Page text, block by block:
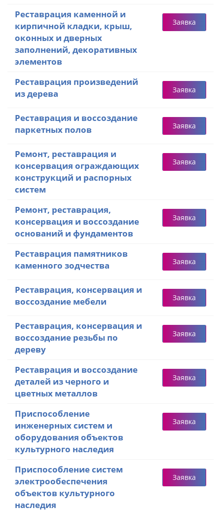
Реставрация каменной и
кирпичной кладки, крыш,
оконных и дверных
заполнений, декоративных
элементов
Заявка
Реставрация произведений
из дерева
Заявка
Реставрация и воссоздание
паркетных полов
Заявка
Ремонт, реставрация и
консервация ограждающих
конструкций и распорных
систем
Заявка
Ремонт, реставрация,
консервация и воссоздание
оснований и фундаментов
Заявка
Реставрация памятников
каменного зодчества
Заявка
Реставрация, консервация и
воссоздание мебели
Заявка
Реставрация, консервация и
воссоздание резьбы по
дереву
Заявка
Реставрация и воссоздание
деталей из черного и
цветных металлов
Заявка
Приспособление
инженерных систем и
оборудования объектов
культурного наследия
Заявка
Приспособление систем
электрообеспечения
объектов культурного
наследия
Заявка